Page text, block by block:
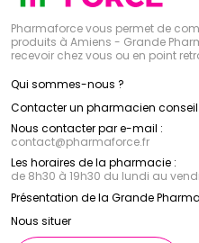
Pharmaforce vous permet de
produits à Amiens - Grande
recevoir chez vous ou en point
Qui sommes-nous ?
Contacter un pharmacien conseil
Nous contacter par e-mail :
contact@pharmaforce.fr
Les horaires de la pharmacie :
de 8h30 à 19h30 du lundi au
Présentation de la Grande
Nous situer